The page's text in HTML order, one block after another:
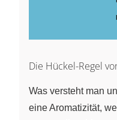
Die Hückel-Regel
Was versteht man
eine Aromatizität,